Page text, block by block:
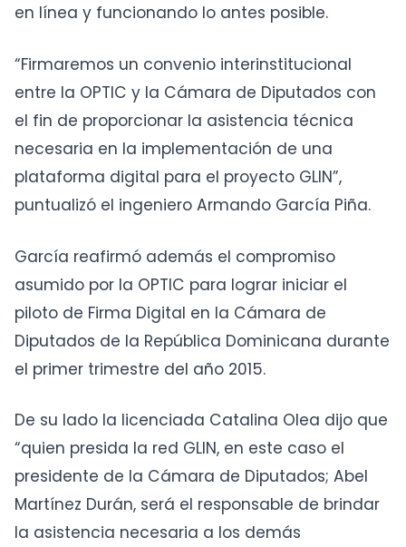
en línea y funcionando lo antes posible.
“Firmaremos un convenio interinstitucional
entre la OPTIC y la Cámara de Diputados con
el fin de proporcionar la asistencia técnica
necesaria en la implementación de una
plataforma digital para el proyecto GLIN”,
puntualizó el ingeniero Armando García Piña.
García reafirmó además el compromiso
asumido por la OPTIC para lograr iniciar el
piloto de Firma Digital en la Cámara de
Diputados de la República Dominicana durante
el primer trimestre del año 2015.
De su lado la licenciada Catalina Olea dijo que
“quien presida la red GLIN, en este caso el
presidente de la Cámara de Diputados; Abel
Martínez Durán, será el responsable de brindar
la asistencia necesaria a los demás